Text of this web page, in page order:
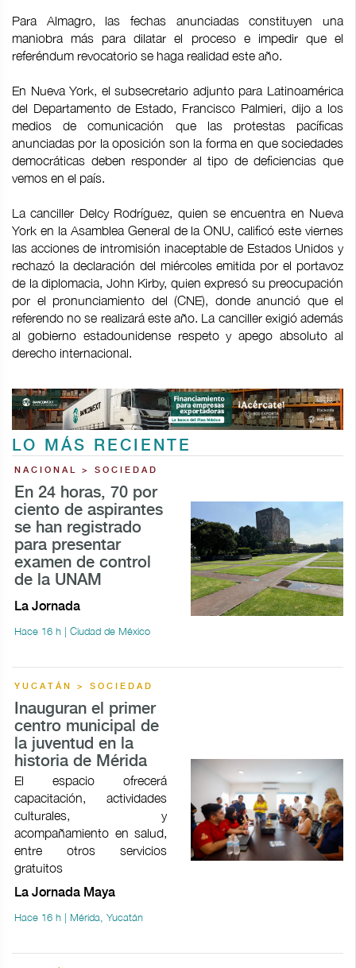
Para Almagro, las fechas anunciadas constituyen una
maniobra más para dilatar el proceso e impedir que el
referéndum revocatorio se haga realidad este año.
En Nueva York, el subsecretario adjunto para Latinoamérica
del Departamento de Estado, Francisco Palmieri, dijo a los
medios de comunicación que las protestas pacíficas
anunciadas por la oposición son la forma en que sociedades
democráticas deben responder al tipo de deficiencias que
vemos en el país.
La canciller Delcy Rodríguez, quien se encuentra en Nueva
York en la Asamblea General de la ONU, calificó este viernes
las acciones de intromisión inaceptable de Estados Unidos y
rechazó la declaración del miércoles emitida por el portavoz
de la diplomacia, John Kirby, quien expresó su preocupación
por el pronunciamiento del (CNE), donde anunció que el
referendo no se realizará este año. La canciller exigió además
al gobierno estadounidense respeto y apego absoluto al
derecho internacional.
LO MÁS RECIENTE
NACIONAL > SOCIEDAD
En 24 horas, 70 por
ciento de aspirantes
se han registrado
para presentar
examen de control
de la UNAM
La Jornada
Hace 16 h | Ciudad de México
YUCATÁN > SOCIEDAD
Inauguran el primer
centro municipal de
la juventud en la
historia de Mérida
El espacio ofrecerá
capacitación, actividades
culturales, y
acompañamiento en salud,
entre otros servicios
gratuitos
La Jornada Maya
Hace 16 h | Mérida, Yucatán